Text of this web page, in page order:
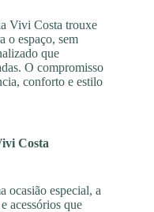
Vivi Costa trouxe
o espaço, sem
que
O compromisso
conforto e estilo
Costa
ocasião especial, a
acessórios que